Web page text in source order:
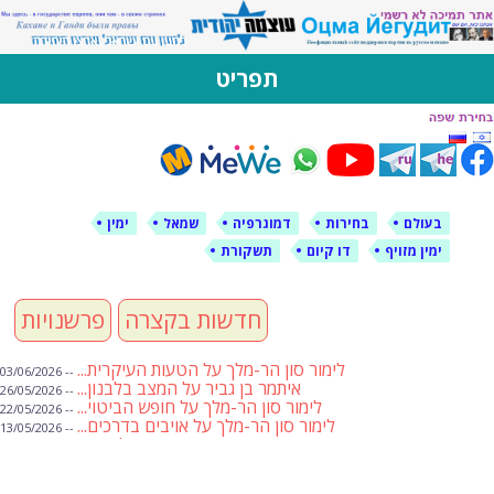
לימין עוצמה יהודית
אתר תמיכה ברוסית ובעברית
תפריט
דילוג
לתוכן
בעולם בחירות דמוגרפיה שמאל
ימין
ימין מזויף
דו קיום תשקורת
פרשנויות חדשות בקצרה
לימור סון הר-מלך על הטעות העיקרית... -- 03/06/2026
איתמר בן גביר על המצב בלבנון... -- 26/05/2026
לימור סון הר-מלך על חופש הביטוי... -- 22/05/2026
לימור סון הר-מלך על אויבים בדרכים... -- 13/05/2026
שבועת אמונים לדעאש